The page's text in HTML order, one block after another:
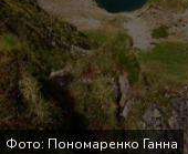
Фото: Пономаренко Ганна